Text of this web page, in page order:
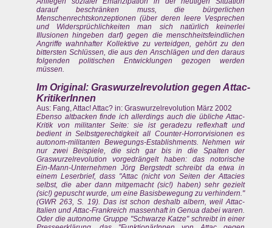
darauf beschränken muss, die bürgerlichen
Menschenrechtskonzeptionen (über deren leere Vesprechen
und Widersprüchlichkeiten man sich natürlich keinerlei
Illusionen hingeben darf) gegen die menschheitsfeindlichen
Angriffe wahnhafter Kollektive zu verteidgen, gehört zu den
bittersten Schlüssen, die aus den Anschlägen und den daraus
folgenden politischen Entwicklungen gezogen werden
müssen.
Im Original: Graswurzelrevolution gegen Attac-
KritikerInnen
Aus: Fang, Attac! Attac? in: Graswurzelrevolution März 2002
Ebenso altbacken finde ich allerdings auch die übliche Attac-
Kritik von militanter Seite: sie ist geradezu reflexhaft und
bedient in Selbstgerechtigkeit all Counter-Horrorvisionen es
autonom-militanten Bewegungs-Establishments. Nehmen wir
nur zwei Beispiele, die sich gar bis in die Spalten der
Graswurzelrevolution vorgedrängelt haben: das notorische
Ein-Mann-Unternehmen Jörg Bergstedt schreibt da etwa in
einem Leserbrief, dass "Attac (nicht von Seiten der Attacies
selbst, die aber dann mitgemacht (sic!) haben) sehr gezielt
(sic!) gepuscht wurde, um eine Basisbewegung zu verhindern."
(GWR 263, S. 19). Das ist schon deshalb albern, weil Attac-
Italien und Attac-Frankreich massenhaft in Genua dabei waren.
Oder die autonome Gruppe "Schwarze Katze" schreibt in einer